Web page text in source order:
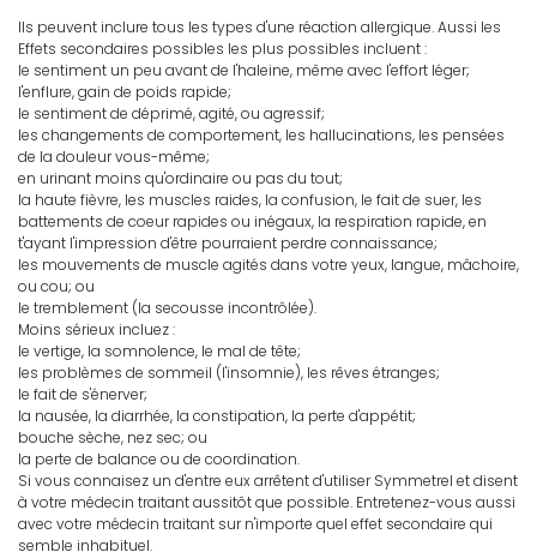
Ils peuvent inclure tous les types d'une réaction allergique. Aussi les
Effets secondaires possibles les plus possibles incluent :
le sentiment un peu avant de l'haleine, même avec l'effort léger;
l'enflure, gain de poids rapide;
le sentiment de déprimé, agité, ou agressif;
les changements de comportement, les hallucinations, les pensées
de la douleur vous-même;
en urinant moins qu'ordinaire ou pas du tout;
la haute fièvre, les muscles raides, la confusion, le fait de suer, les
battements de coeur rapides ou inégaux, la respiration rapide, en
t'ayant l'impression d'être pourraient perdre connaissance;
les mouvements de muscle agités dans votre yeux, langue, mâchoire,
ou cou; ou
le tremblement (la secousse incontrôlée).
Moins sérieux incluez :
le vertige, la somnolence, le mal de tête;
les problèmes de sommeil (l'insomnie), les rêves étranges;
le fait de s'énerver;
la nausée, la diarrhée, la constipation, la perte d'appétit;
bouche sèche, nez sec; ou
la perte de balance ou de coordination.
Si vous connaisez un d'entre eux arrêtent d'utiliser Symmetrel et disent
à votre médecin traitant aussitôt que possible. Entretenez-vous aussi
avec votre médecin traitant sur n'importe quel effet secondaire qui
semble inhabituel.